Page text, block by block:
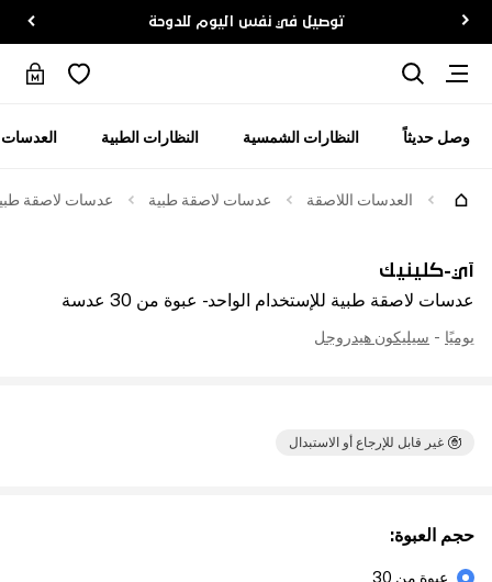
توصيل في نفس اليوم للدوحة
وصل حديثاً النظارات الشمسية النظارات الطبية
العدسات اللاصقة عدسات لاصقة طبية عدسات لاصقة طبية
آي-كلينيك
عدسات لاصقة طبية للإستخدام الواحد - عبوة من 30 عدسة
يوميًا - سيليكون هيدروجل
غير قابل للإرجاع أو الاستبدال
حجم العبوة:
عبوة من 30